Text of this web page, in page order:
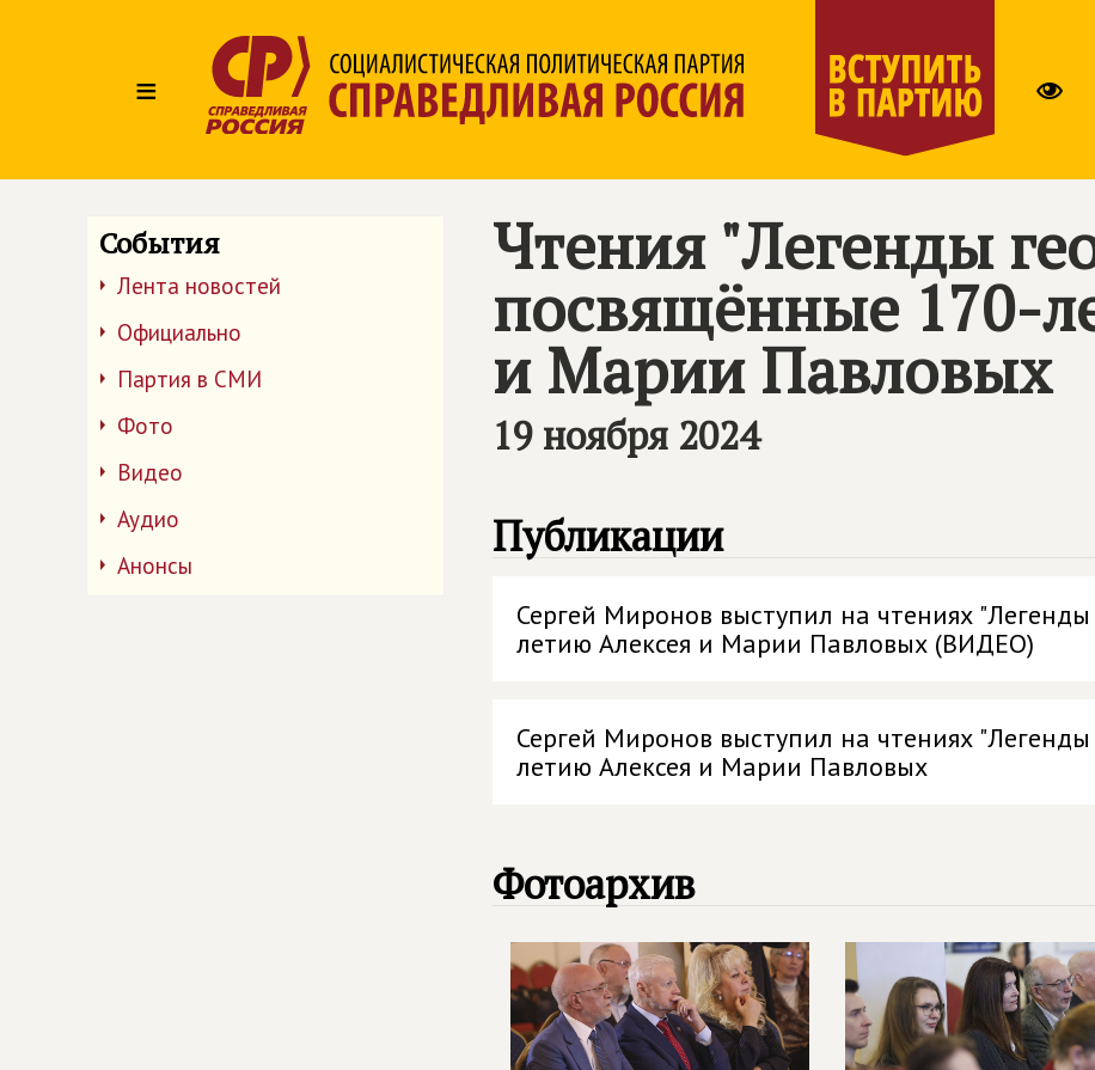
≡
События
Лента новостей
Официально
Партия в СМИ
Фото
Видео
Аудио
Анонсы
Чтения "Легенды
посвящённые 170-
и Марии Павловых
19 ноября 2024
Публикации
Сергей Миронов выступил на чтениях
летию Алексея и Марии Павловых (ВИДЕО)
Сергей Миронов выступил на чтениях
летию Алексея и Марии Павловых
Фотоархив